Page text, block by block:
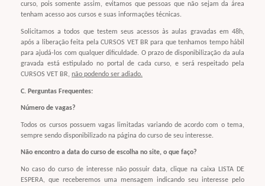
curso, pois somente assim, evitamos que pessoas que não sejam da área
tenham acesso aos cursos e suas informações técnicas.
Solicitamos a todos que testem seus acessos às aulas gravadas em 48h,
após a liberação feita pela CURSOS VET BR para que tenhamos tempo hábil
para ajudá-los com qualquer dificuldade. O prazo de disponibilização da aula
gravada está estipulado no portal de cada curso, e será respeitado pela
CURSOS VET BR, não podendo ser adiado.
C. Perguntas Frequentes:
Número de vagas?
Todos os cursos possuem vagas limitadas variando de acordo com o tema,
sempre sendo disponibilizado na página do curso de seu interesse.
Não encontro a data do curso de escolha no site, o que faço?
No caso do curso de interesse não possuir data, clique na caixa LISTA DE
ESPERA, que receberemos uma mensagem indicando seu interesse pelo